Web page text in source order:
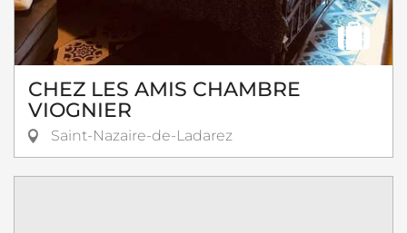
CHEZ LES AMIS CHAMBRE
VIOGNIER
Saint-Nazaire-de-Ladarez